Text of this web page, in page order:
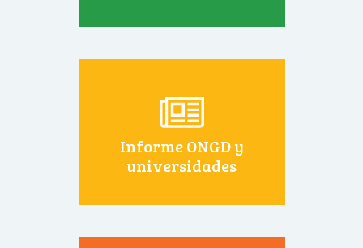
Informe ONGD y
universidades